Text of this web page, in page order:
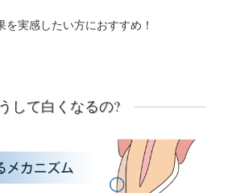
を実感したい方におすすめ！
して白くなるの?